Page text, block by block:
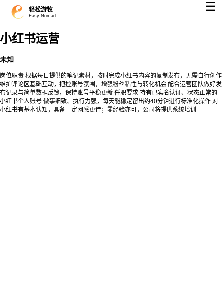
轻松游牧
Easy Nomad
☰
小红书运营
未知
岗位职责 根据每日提供的笔记素材，按时完成小红书内容的复制发布，无需自行创作
维护评论区基础互动，把控账号氛围，增强粉丝粘性与转化机会 配合运营团队做好发
布记录与简单数据反馈，保持账号平稳更新 任职要求 持有已实名认证、状态正常的
小红书个人账号 做事细致、执行力强，每天能稳定留出约40分钟进行标准化操作 对
小红书有基本认知，具备一定网感更佳；零经验亦可，公司将提供系统培训